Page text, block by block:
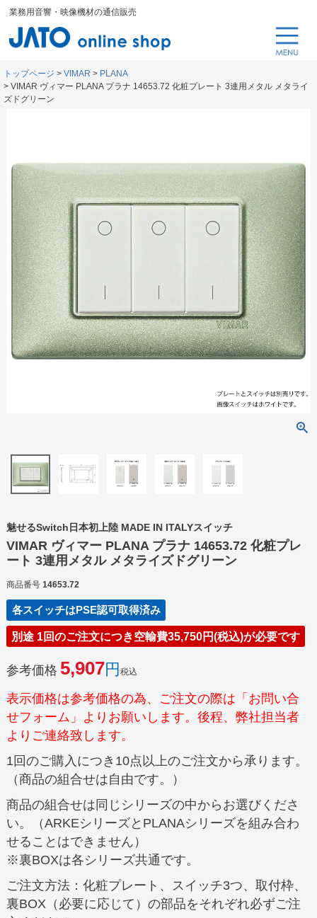
業務用音響・映像機材の通信販売
トップページ VIMAR
PLANA
VIMAR ヴィマー PLANA プラナ 14653.72 化粧プレート 3連用メタル メタライ
ズドグリーン
魅せるSwitch日本初上陸 MADE IN ITALYスイッチ
VIMAR ヴィマー PLANA プラナ 14653.72 化粧プレ
ート 3連用メタル メタライズドグリーン
商品番号 14653.72
各スイッチはPSE認可取得済み
別途 1回のご注文につき空輸費35,750円(税込)が必要です
参考価格 5,907 税込
表示価格は参考価格の為、ご注文の際は「お問い合
せフォーム」よりお願いします。後程、弊社担当者
よりご連絡致します。
1回のご購入につき10点以上のご注文から承ります。
（商品の組合せは自由です。）
商品の組合せは同じシリーズの中からお選びくださ
い。（ARKEシリーズとPLANAシリーズを組み合わ
せることはできません）
※裏BOXは各シリーズ共通です。
ご注文方法：化粧プレート、スイッチ3つ、取付枠、
裏BOX（必要に応じて）の部品をそれぞれ必ずご注